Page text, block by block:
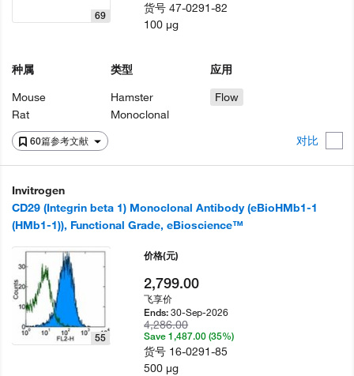
60篇参考文献 对比
69
种属
Mouse
Rat
类型
Hamster
Monoclonal
应用
Flow
货号47-0291-82
100 µg
Invitrogen
CD29 (Integrin beta 1) Monoclonal Antibody (eBioHMb1-1
(HMb1-1)), Functional Grade, eBioscience™
55
价格(元)
2,799.00
飞享价
Ends:30-Sep-2026
4,286.00
Save 1,487.00 (35%)
货号 16-0291-85
500 µg